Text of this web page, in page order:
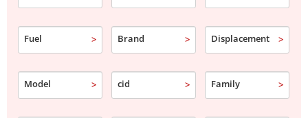
Fuel Brand Displacement
Model cid Family